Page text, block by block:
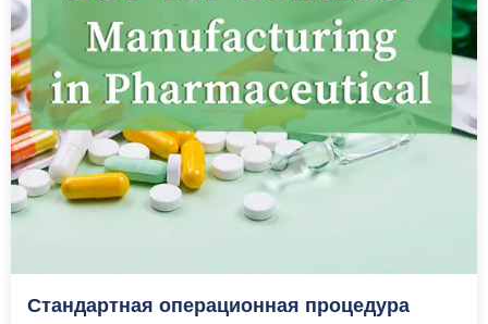
Стандартная операционная процедура